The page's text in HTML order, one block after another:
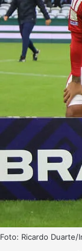
Foto: Ricardo Duarte/